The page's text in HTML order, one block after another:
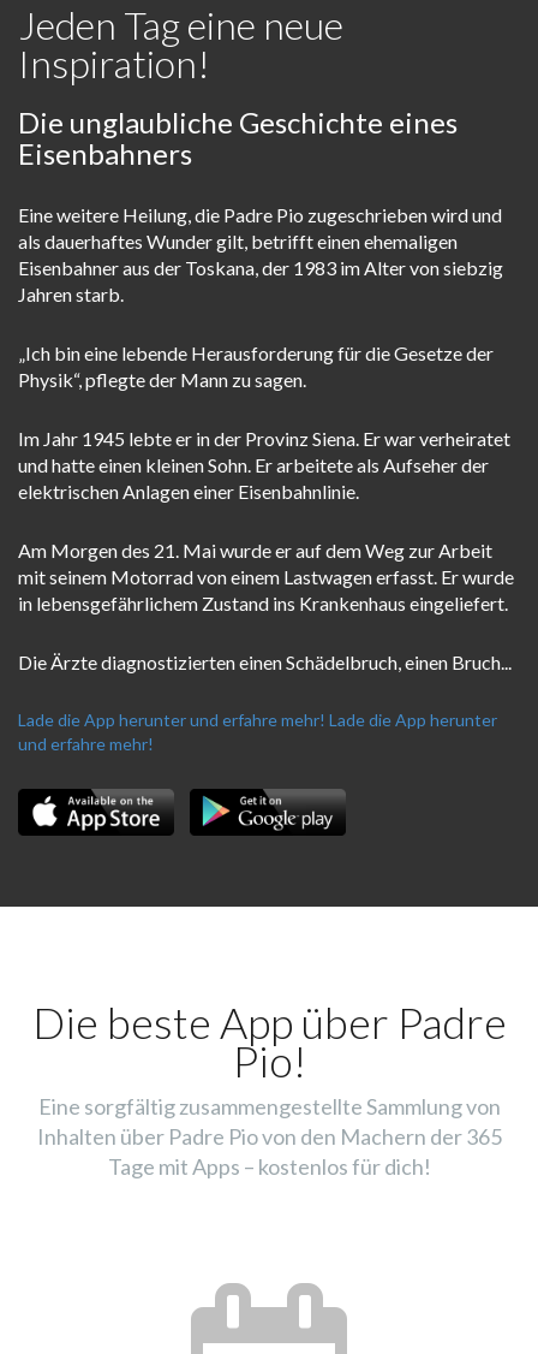
Jeden Tag eine neue
Inspiration!
Die unglaubliche Geschichte eines
Eisenbahners
Eine weitere Heilung, die Padre Pio zugeschrieben wird und
als dauerhaftes Wunder gilt, betrifft einen ehemaligen
Eisenbahner aus der Toskana, der 1983 im Alter von siebzig
Jahren starb.
„Ich bin eine lebende Herausforderung für die Gesetze der
Physik“, pflegte der Mann zu sagen.
Im Jahr 1945 lebte er in der Provinz Siena. Er war verheiratet
und hatte einen kleinen Sohn. Er arbeitete als Aufseher der
elektrischen Anlagen einer Eisenbahnlinie.
Am Morgen des 21. Mai wurde er auf dem Weg zur Arbeit
mit seinem Motorrad von einem Lastwagen erfasst. Er wurde
in lebensgefährlichem Zustand ins Krankenhaus eingeliefert.
Die Ärzte diagnostizierten einen Schädelbruch, einen Bruch...
Lade die App herunter und erfahre mehr! Lade die App herunter
und erfahre mehr!
Die beste App über Padre
Pio!
Eine sorgfältig zusammengestellte Sammlung von
Inhalten über Padre Pio von den Machern der 365
Tage mit Apps – kostenlos für dich!